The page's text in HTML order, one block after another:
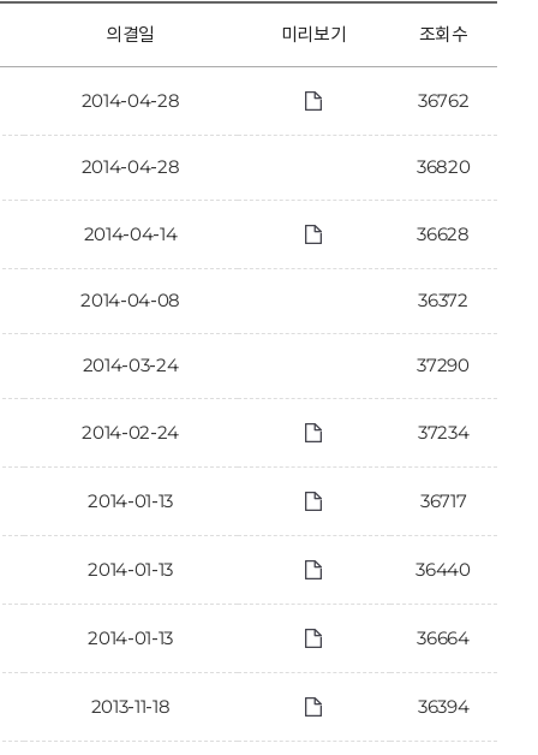
의결일 미리보기 조회수
2014-04-28 36762
2014-04-28 36820
2014-04-14 36628
2014-04-08 36372
2014-03-24 37290
2014-02-24 37234
2014-01-13 36717
2014-01-13 36440
2014-01-13 36664
2013-11-18 36394